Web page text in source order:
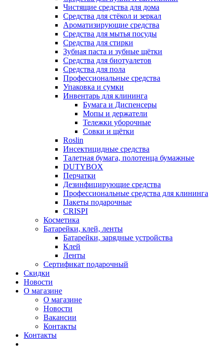
Чистящие средства для дома
Средства для стёкол и зеркал
Ароматизирующие средства
Средства для мытья посуды
Средства для стирки
Зубная паста и зубные щётки
Средства для биотуалетов
Средства для пола
Профессиональные средства
Упаковка и сумки
Инвентарь для клининга
Бумага и Диспенсеры
Мопы и держатели
Тележки уборочные
Совки и щётки
Roslin
Инсектицидные средства
Талетная бумага, полотенца бумажные
DUTYBOX
Перчатки
Дезинфицирующие средства
Профессиональные средства для клининга
Пакеты подарочные
CRISPI
Косметика
Батарейки, клей, ленты
Батарейки, зарядные устройства
Клей
Ленты
Сертификат подарочный
Скидки
Новости
О магазине
О магазине
Новости
Вакансии
Контакты
Контакты